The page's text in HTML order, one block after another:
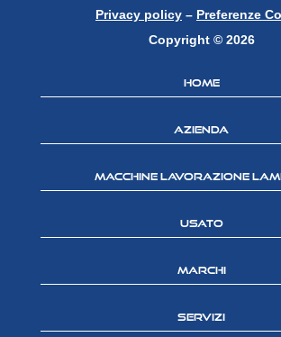
Privacy policy– Preferenze
Copyright © 2026
Home
Azienda
Macchine lavorazione
Usato
Marchi
Servizi